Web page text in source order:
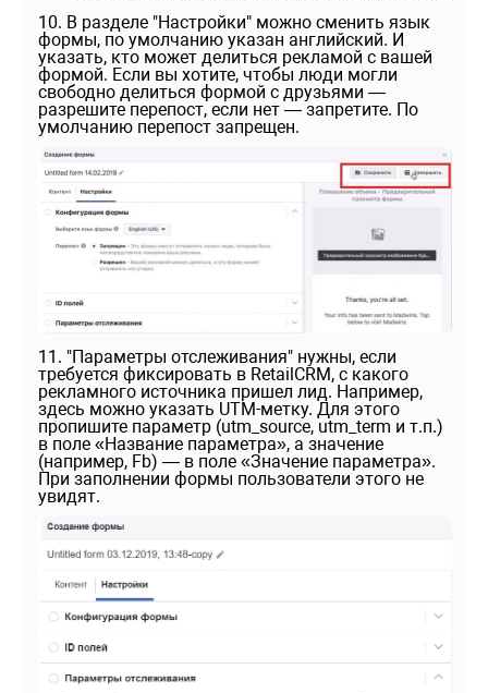
10. В разделе "Настройки" можно сменить язык
формы, по умолчанию указан английский. И
указать, кто может делиться рекламой с вашей
формой. Если вы хотите, чтобы люди могли
свободно делиться формой с друзьями —
разрешите перепост, если нет — запретите. По
умолчанию перепост запрещен.
11. "Параметры отслеживания" нужны, если
требуется фиксировать в RetailCRM, с какого
рекламного источника пришел лид. Например,
здесь можно указать UTM-метку. Для этого
пропишите параметр (utm_source, utm_term и т.п.)
в поле «Название параметра», а значение
(например, Fb) — в поле «Значение параметра».
При заполнении формы пользователи этого не
увидят.